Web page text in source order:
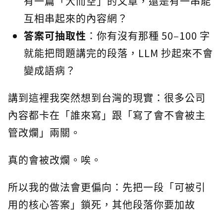
互相串起來的內容網？
答案可抽取性 ：你有沒有那種 50–100 字
就能把問題講完的段落，LLM 抄起來不會
變成語病？
講到這裡我突然想到台灣的現實：很多公司
內容都卡在「誰來寫」跟「寫了會不會被主
管改爛」兩關。
真的會被改爛。唉。
所以我的做法會更偏向：先把一段「可被引
用的核心答案」鎖死，其他段落你要加故